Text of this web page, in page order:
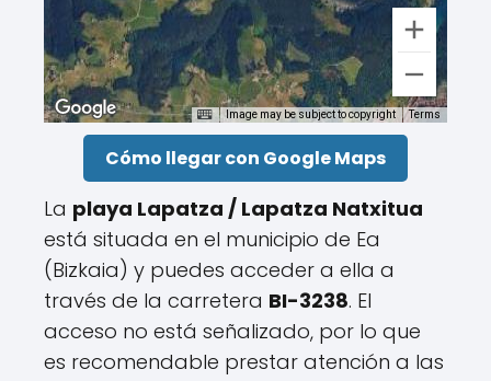
Image may be subject to copyright Terms
Cómo llegar con Google Maps
La playa Lapatza / Lapatza Natxitua
está situada en el municipio de Ea
(Bizkaia) y puedes acceder a ella a
través de la carretera BI-3238. El
acceso no está señalizado, por lo que
es recomendable prestar atención a las